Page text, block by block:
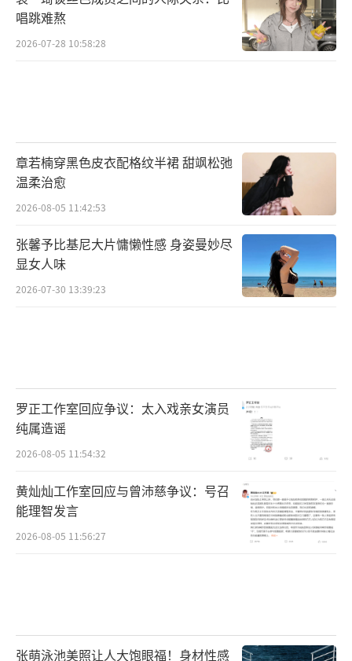
唱跳难熬
2026-07-28 10:58:28
章若楠穿黑色皮衣配格纹半裙 甜飒松弛
温柔治愈
2026-08-05 11:42:53
张馨予比基尼大片慵懒性感 身姿曼妙尽
显女人味
2026-07-30 13:39:23
罗正工作室回应争议：太入戏亲女演员
纯属造谣
2026-08-05 11:54:32
黄灿灿工作室回应与曾沛慈争议：号召
能理智发言
2026-08-05 11:56:27
张萌泳池美照让人大饱眼福！身材性感